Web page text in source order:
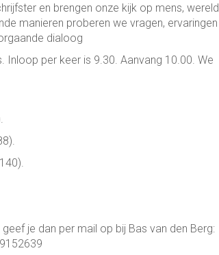
en brengen onze kijk op mens,
manieren proberen we vragen, ervaringen
dialoog
Inloop per keer is 9.30. Aanvang 10.00. We
je dan per mail op bij Bas van den Berg: